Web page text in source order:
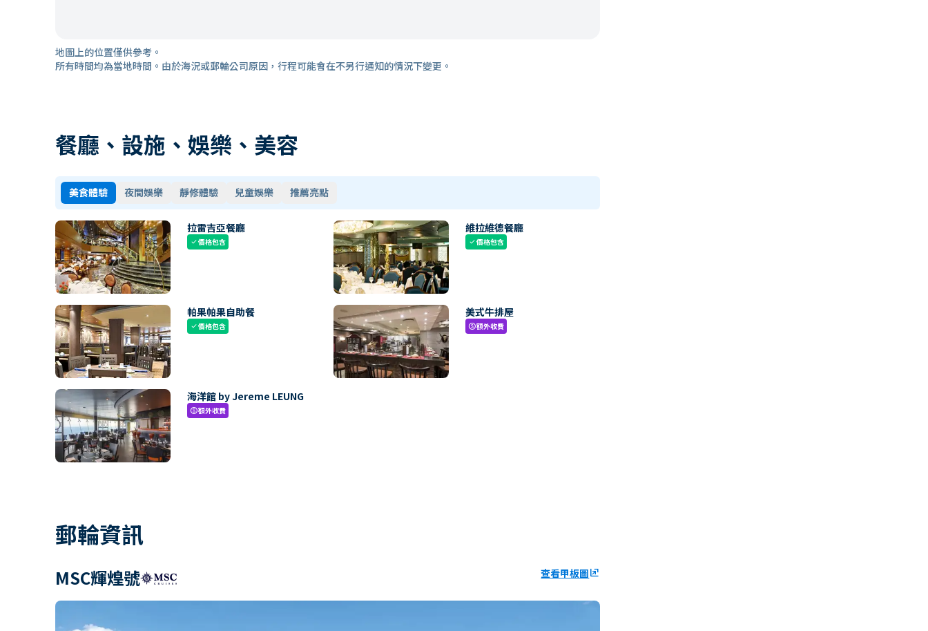
地圖上的位置僅供參考。
所有時間均為當地時間。由於海況或郵輪公司原因，行程可能會在不另行通知的情況下變更。
餐廳、設施、娛樂、美容
美食體驗 夜間娛樂 靜修體驗 兒童娛樂 推薦亮點
拉雷吉亞餐廳
check價格包含
維拉維德餐廳
check價格包含
帕果帕果自助餐
check價格包含
美式牛排屋
paid額外收費
海洋館 by Jereme LEUNG
paid額外收費
郵輪資訊
MSC輝煌號 查看甲板圖ungroup